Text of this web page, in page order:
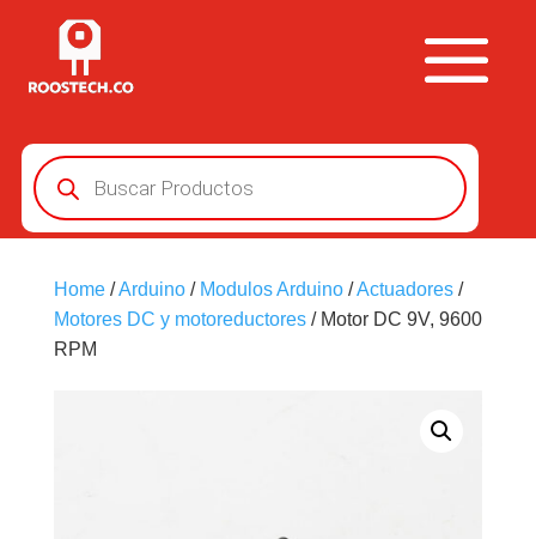
Búsqueda
de
productos
Home/Arduino/ Modulos Arduino/Actuadores/
Motores DC y motoreductores/ Motor DC 9V, 9600
RPM